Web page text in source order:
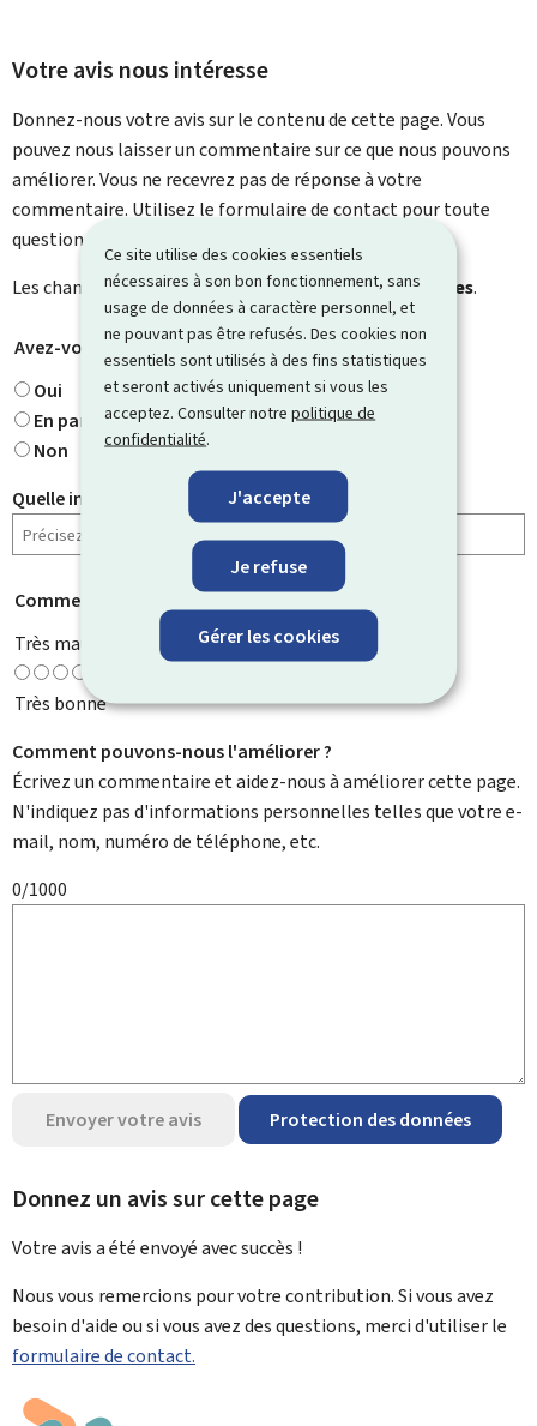
Ce site utilise des cookies essentiels
nécessaires à son bon fonctionnement, sans
usage de données à caractère personnel, et
ne pouvant pas être refusés. Des cookies non
essentiels sont utilisés à des fins statistiques
et seront activés uniquement si vous les
acceptez. Consulter notrepolitique de
confidentialité.
J'accepte
Je refuse
Gérer les cookies
Votre avis nous intéresse
Donnez-nous votre avis sur le contenu de cette page. Vous
pouvez nous laisser un commentaire sur ce que nous pouvons
améliorer. Vous ne recevrez pas de réponse à votre
commentaire. Utilisez le formulaire de contact pour toute
question particulière.
Les champs marqués d’une étoile ( * ) sontobligatoires.
Avez-vous trouvé ce que vous cherchiez ? *
Oui
En partie
Non
Quelle information cherchiez-vous ?
Comment évaluez-vous cette page ? *
Très mauvaise
Très bonne
Comment pouvons-nous l'améliorer ?
Écrivez un commentaire et aidez-nous à améliorer cette page.
N'indiquez pas d'informations personnelles telles que votre e-
mail, nom, numéro de téléphone, etc.
0/1000
Envoyer votre avis Protection des données
Donnez un avis sur cette page
Votre avis a été envoyé avecsuccès !
Nous vous remercions pour votre contribution. Si vous avez
besoin d'aide ou si vous avez des questions, merci d'utiliser le
formulaire de contact.